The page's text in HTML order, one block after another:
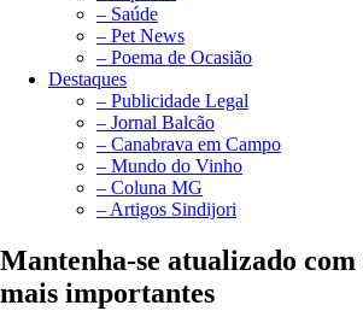
– Saúde
– Pet News
– Poema de Ocasião
Destaques
– Publicidade Legal
– Jornal Balcão
– Canabrava em Campo
– Mundo do Vinho
– Coluna MG
– Artigos Sindijori
Mantenha-se atualizado com
mais importantes